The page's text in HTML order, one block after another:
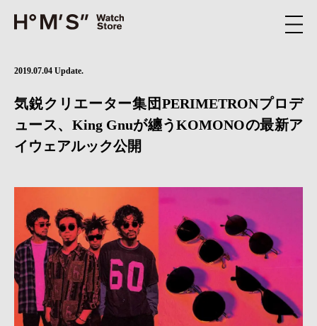
2019.07.04 Update.
気鋭クリエーター集団PERIMETRONプロデ
ュース、King Gnuが纏うKOMONOの最新ア
イウェアルック公開